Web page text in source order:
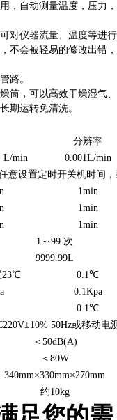
，自动测量温度，压力，
对仪器流量、温度等进行
不会被轻易的修改出错，
路。
筒，可以高效干燥湿气、
期运转免清洗。
分辨率
L/min
0.001L/min
意设置定时开关机时间
1min
1min
1min
1～99 次
9999.99L
23℃
0.1℃
0.1Kpa
0.1℃
50Hz或移动电
＜50dB(A)
＜80W
340mm×330mm×270mm
约10kg